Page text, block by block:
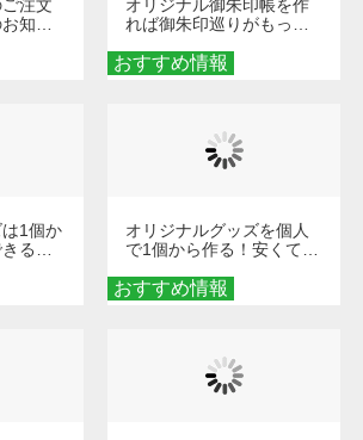
注文
知ら
おすすめ情報
オリジナル御朱印帳を作
れば御朱印巡りがもっと
ダーメイドする魅力と選
び方
1個か
る！
活用
おすすめ情報
オリジナルグッズを個人
で1個から作る！安くて簡
秘訣